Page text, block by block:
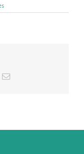
Correo